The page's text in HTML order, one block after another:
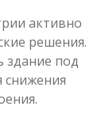
активно
решения.
здание под
снижения